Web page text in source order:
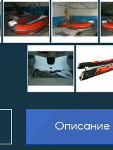
Описание